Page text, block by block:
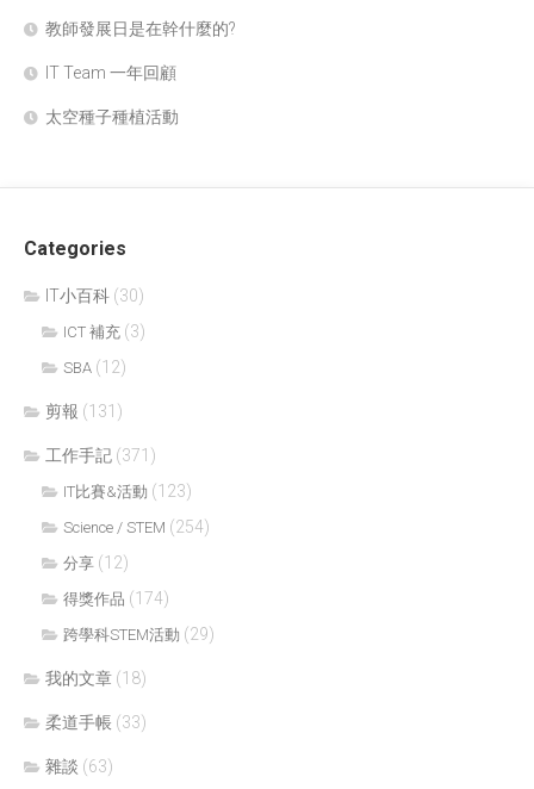
教師發展日是在幹什麼的?
IT Team 一年回顧
太空種子種植活動
Categories
IT小百科 (30)
ICT 補充 (3)
SBA (12)
剪報 (131)
工作手記 (371)
IT比賽&活動 (123)
Science / STEM (254)
分享 (12)
得獎作品 (174)
跨學科STEM活動 (29)
我的文章 (18)
柔道手帳 (33)
雜談 (63)